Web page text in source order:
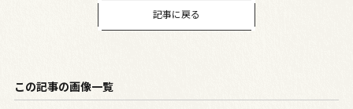
記事に戻る
この記事の画像一覧